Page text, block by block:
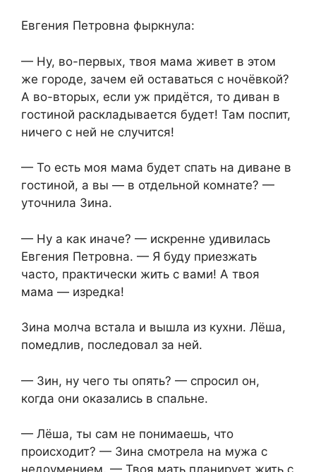
Евгения Петровна фыркнула:
— Ну, во-первых, твоя мама живет в этом
же городе, зачем ей оставаться с ночёвкой?
А во-вторых, если уж придётся, то диван в
гостиной раскладывается будет! Там поспит,
ничего с ней не случится!
— То есть моя мама будет спать на диване в
гостиной, а вы — в отдельной комнате? —
уточнила Зина.
— Ну а как иначе? — искренне удивилась
Евгения Петровна. — Я буду приезжать
часто, практически жить с вами! А твоя
мама — изредка!
Зина молча встала и вышла из кухни. Лёша,
помедлив, последовал за ней.
— Зин, ну чего ты опять? — спросил он,
когда они оказались в спальне.
— Лёша, ты сам не понимаешь, что
происходит? — Зина смотрела на мужа с
недоумением. — Твоя мать планирует жить с